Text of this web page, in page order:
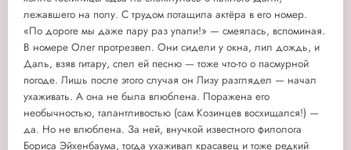
лежавшего на полу. С трудом потащила актёра в его номер.
«По дороге мы даже пару раз упали!» — смеялась, вспоминая.
В номере Олег протрезвел. Они сидели у окна, лил дождь, и
Даль, взяв гитару, спел ей песню — тоже что-то о пасмурной
погоде. Лишь после этого случая он Лизу разглядел — начал
ухаживать. А она не была влюблена. Поражена его
необычностью, талантливостью (сам Козинцев восхищался!) —
да. Но не влюблена. За ней, внучкой известного филолога
Бориса Эйхенбаума, тогда ухаживал красавец и тоже редкий